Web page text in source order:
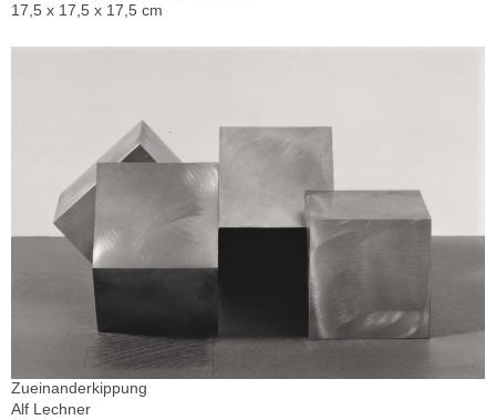
17,5 x 17,5 x 17,5 cm
Zueinanderkippung
Alf Lechner